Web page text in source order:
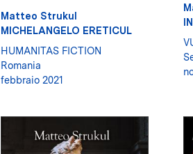
Matteo Strukul
MICHELANGELO ERETICUL
HUMANITAS FICTION
Romania
febbraio 2021